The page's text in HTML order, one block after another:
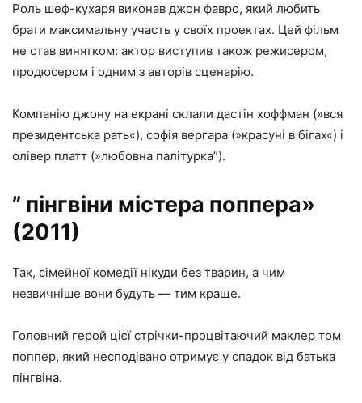
Роль шеф-кухаря виконав джон фавро, який любить
брати максимальну участь у своїх проектах. Цей фільм
не став винятком: актор виступив також режисером,
продюсером і одним з авторів сценарію.
Компанію джону на екрані склали дастін хоффман (»вся
президентська рать«), софія вергара (»красуні в бігах«) і
олівер платт (»любовна палітурка”).
” пінгвіни містера поппера»
(2011)
Так, сімейної комедії нікуди без тварин, а чим
незвичніше вони будуть — тим краще.
Головний герой цієї стрічки-процвітаючий маклер том
поппер, який несподівано отримує у спадок від батька
пінгвіна.